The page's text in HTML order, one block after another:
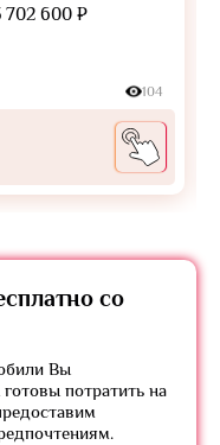
702 600 ₽
104
со
Вы
потратить на